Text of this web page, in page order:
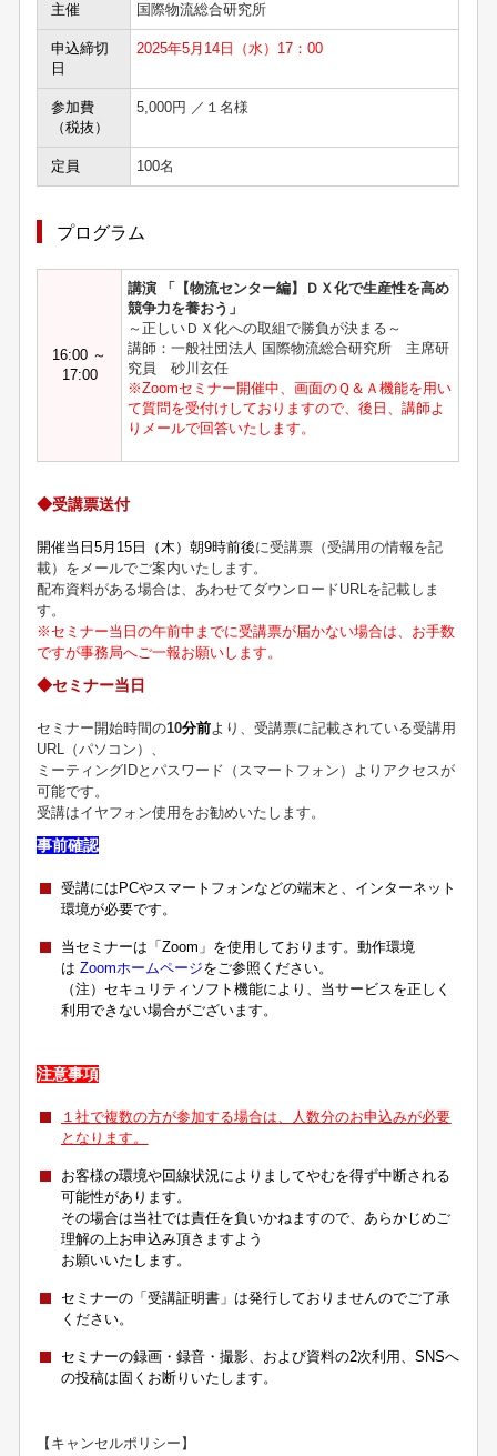
主催 国際物流総合研究所
申込締切
日
2025年5月14日（水）17：00
参加費
（税抜）
5,000円 ／１名様
定員 100名
プログラム
16:00 ～
17:00
講演 「【物流センター編】ＤＸ化で生産性を高め
競争力を養おう」
～正しいＤＸ化への取組で勝負が決まる～
講師：一般社団法人 国際物流総合研究所 主席研
究員 砂川玄任
※Zoomセミナー開催中、画面のＱ＆Ａ機能を用い
て質問を受付けしておりますので、後日、講師よ
りメールで回答いたします。
◆受講票送付
開催当日5月15日（木）朝9時前後に受講票（受講用の情報を記
載）をメールでご案内いたします。
配布資料がある場合は、あわせてダウンロードURLを記載しま
す。
※セミナー当日の午前中までに受講票が届かない場合は、お手数
ですが事務局へご一報お願いします。
◆セミナー当日
セミナー開始時間の10分前より、受講票に記載されている受講用
URL（パソコン）、
ミーティングIDとパスワード（スマートフォン）よりアクセスが
可能です。
受講はイヤフォン使用をお勧めいたします。
事前確認
受講にはPCやスマートフォンなどの端末と、インターネット
環境が必要です。
当セミナーは「Zoom」を使用しております。動作環境
はZoomホームページをご参照ください。
（注）セキュリティソフト機能により、当サービスを正しく
利用できない場合がございます。
注意事項
１社で複数の方が参加する場合は、人数分のお申込みが必要
となります。
お客様の環境や回線状況によりましてやむを得ず中断される
可能性があります。
その場合は当社では責任を負いかねますので、あらかじめご
理解の上お申込み頂きますよう
お願いいたします。
セミナーの「受講証明書」は発行しておりませんのでご了承
ください。
セミナーの録画・録音・撮影、および資料の2次利用、SNSへ
の投稿は固くお断りいたします。
【キャンセルポリシー】